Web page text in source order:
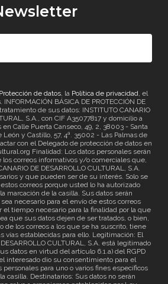
Protección de datos, la Política de privacidad, el
. INFORMACIÓN BÁSICA DE PROTECCIÓN DE
de sus datos: INSTITUTO CANARIO
S.A., con CIF A35077817 y domicilio a
Calle Puerta Canseco, 49, 2, 38003 - Santa
y Castillo, 57, 4ª. 35002 - Las Palmas de
con el Delegado de protección de datos en
Finalidad: Los datos personales serán
correos informativos y/o comerciales que,
DE DESARROLLO CULTURAL, S.A.
y que pueden ser de su interés. Solo se
correos porque usted lo ha autorizado
marcación de la casilla. Sus datos serán
necesario para el envío de estos correos
el tiempo necesario para la finalidad por la que
que sus datos dejen de ser tratados, o bien,
de los correos a los que se ha suscrito, tiene
vías establecidas para ello. Legitimación: El
CULTURAL, S.A. está legitimado
datos en virtud del artículo 6.1.a) del RGPD
interesado dio su consentimiento para el
para uno o varios fines específicos
casilla. Destinatarios: Sus datos no serán